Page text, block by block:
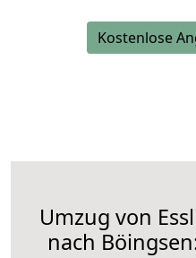
Kostenlose
Umzug von
nach